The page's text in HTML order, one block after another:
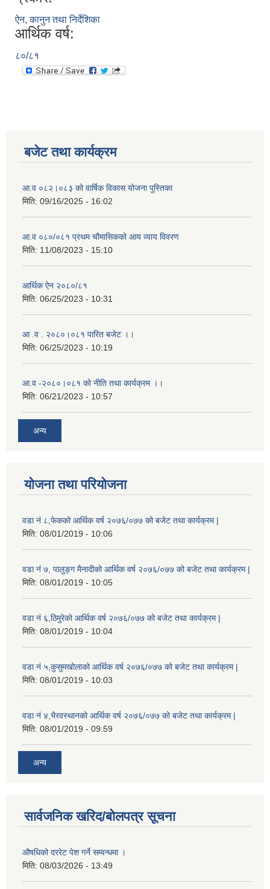
ऐन, कानुन तथा निर्देशिका
आर्थिक वर्ष:
८०/८१
बजेट तथा कार्यक्रम
आ.व ०८२।०८३ को वार्षिक विकास योजना पुस्तिका
मिति: 09/16/2025 - 16:02
आ.व ०८०/०८१ प्रथम चौमासिकको आय व्याय विवरण
मिति: 11/08/2023 - 15:10
आर्थिक ऐन २०८०/८१
मिति: 06/25/2023 - 10:31
आ .व . २०८०।०८१ पारित बजेट ।।
मिति: 06/25/2023 - 10:19
आ.व -२०८०।०८१ को नीति तथा कार्यक्रम ।।
मिति: 06/21/2023 - 10:57
अन्य
योजना तथा परियोजना
वडा नं ८,फेकको आर्थिक वर्ष २०७६/०७७ को बजेट तथा कार्यक्रम |
मिति: 08/01/2019 - 10:06
वडा नं ७, पालुङ्ग मैनादीको आर्थिक वर्ष २०७६/०७७ को बजेट तथा कार्यक्रम |
मिति: 08/01/2019 - 10:05
वडा नं ६,ठिमुरेको आर्थिक वर्ष २०७६/०७७ को बजेट तथा कार्यक्रम |
मिति: 08/01/2019 - 10:04
वडा नं ५,कुसुमखोलाको आर्थिक वर्ष २०७६/०७७ को बजेट तथा कार्यक्रम |
मिति: 08/01/2019 - 10:03
वडा नं ४,भैरवस्थानको आर्थिक वर्ष २०७६/०७७ को बजेट तथा कार्यक्रम |
मिति: 08/01/2019 - 09:59
अन्य
सार्वजनिक खरिद/बोलपत्र सूचना
औषधिको दररेट पेश गर्ने सम्वन्धमा ।
मिति: 08/03/2026 - 13:49